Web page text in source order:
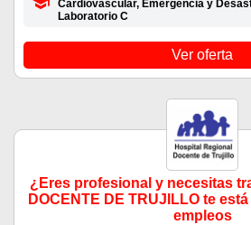
Cardiovascular, Emergencia y
Laboratorio C
Ver oferta
¿Eres profesional y necesitas
DOCENTE DE TRUJILLO te
empleos